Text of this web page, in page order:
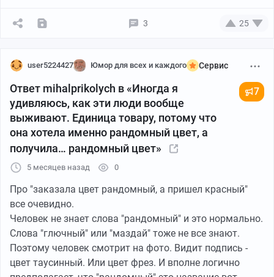
3 25
user5224427 Юмор для всех и каждого Сервис
Ответ mihalprikolych в «Иногда я
удивляюсь, как эти люди вообще
выживают. Единица товару, потому что
она хотела именно рандомный цвет, а
получила… рандомный цвет»
7
5 месяцев назад 0
Про "заказала цвет рандомный, а пришел красный"
все очевидно.
Человек не знает слова "рандомный" и это нормально.
Слова "глючный" или "маздай" тоже не все знают.
Поэтому человек смотрит на фото. Видит подпись -
цвет таусинный. Или цвет фрез. И вполне логично